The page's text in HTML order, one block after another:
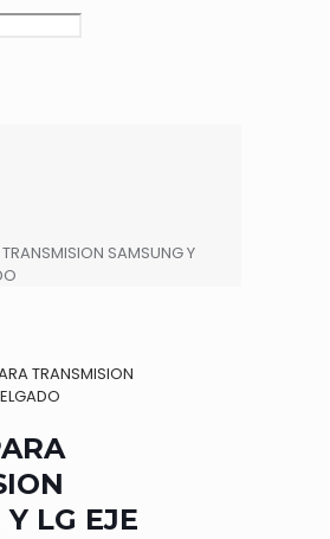
SAMSUNG Y
TRANSMISION
LG EJE